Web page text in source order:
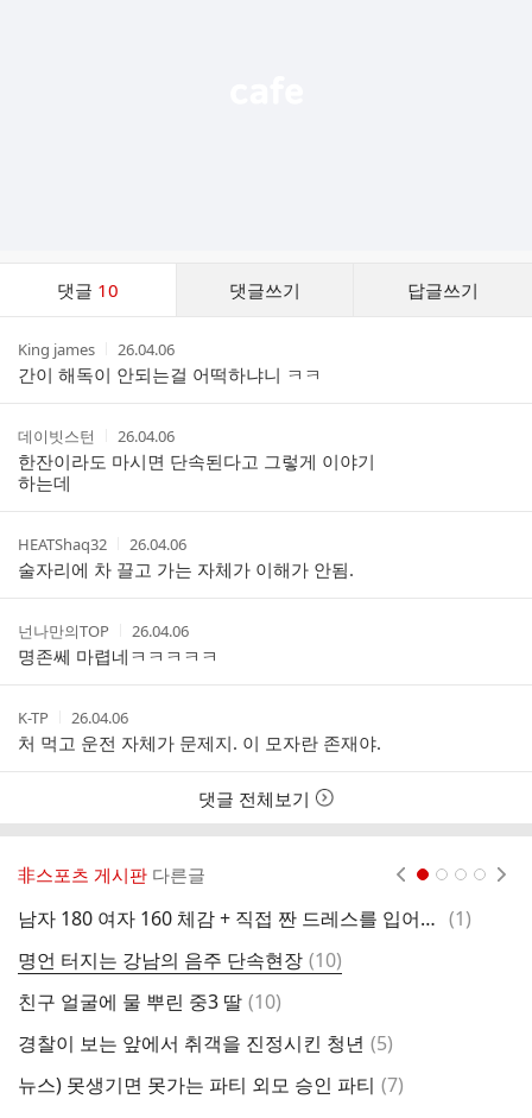
댓글 10 댓글쓰기 답글쓰기
스
작
성
자
King james
작
성
시
간
26.04.06
간이 해독이 안되는걸 어떡하냐니 ㅋㅋ
작
성
자
데이빗스턴
작
성
시
26.04.06
한잔이라도 마시면 단속된다고 그렇게 이야기
하는데
작
성
자
HEATShaq32
작
성
시
간
26.04.06
술자리에 차 끌고 가는 자체가 이해가 안됨.
작
성
자
넌나만의TOP
작
성
시
간
26.04.06
명존쎄 마렵네ㅋㅋㅋㅋㅋ
작
성
자
K-TP
작
성
시
간
26.04.06
처 먹고 운전 자체가 문제지. 이 모자란 존재야.
댓글 전체보기
非스포츠 게시판 다른글
남자 180 여자 160 체감 + 직접 짠 드레스를 입어보는 여성 댓
(1)
명언 터지는 강남의 음주 단속현장 댓
글
(10)
친구 얼굴에 물 뿌린 중3 딸 댓
(10)
경찰이 보는 앞에서 취객을 진정시킨 청년 댓
(5)
뉴스) 못생기면 못가는 파티 외모 승인 파티 댓
(7)